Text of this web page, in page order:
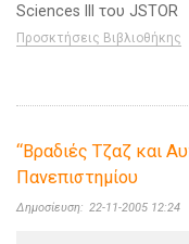
Sciences III του JSTOR
Προσκτήσεις Βιβλιοθήκης
“Βραδιές Τζαζ και
Πανεπιστημίου
Δημοσίευση: 22-11-2005 12:24